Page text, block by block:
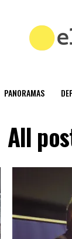
PANORAMAS
All